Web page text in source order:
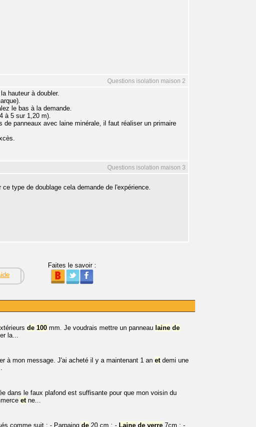
Questions isolation maison 2
hauteur à doubler.
le bas à la demande.
à 5 sur 1,20 m).
panneaux avec laine minérale, il faut réaliser un primaire
Questions isolation maison 3
type de doublage cela demande de l'expérience.
Faites le savoir :
de 100 mm. Je voudrais mettre un panneau laine de
la...
à mon message. J'ai acheté il y a maintenant 1 an etdemi une
dans le faux plafond est suffisante pour que mon voisin du
etne...
comme suit : - Parpaing de 20 cm ; - Laine de verre 7cm ; -